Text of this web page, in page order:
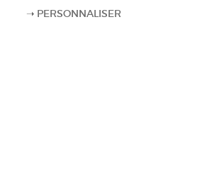
PERSONNALISER